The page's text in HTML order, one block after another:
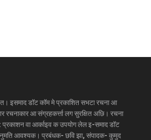
इसमाद डॉट कॉम मे प्रकाशित सभटा रचना आ
रचनाकार आ संग्रहकर्त्ता लग सुरक्षित अछि। रचना
वा आर्काइव क उपयोग लेल इ-समाद डॉट
आवश्यक। प्रबंधक- छवि झा, संपादक- कुमुद